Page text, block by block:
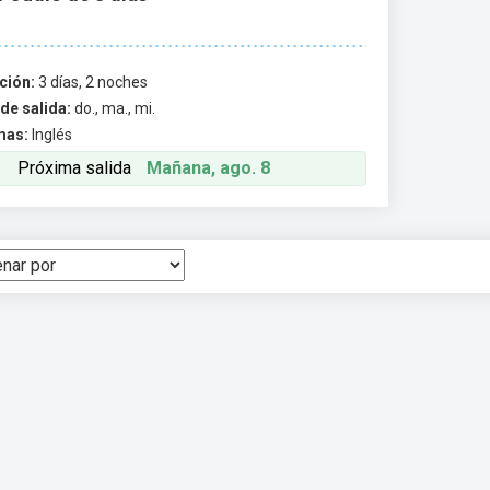
3 días, 2 noches
salida: do., ma., mi.
Inglés
Próxima salida Mañana, ago. 8